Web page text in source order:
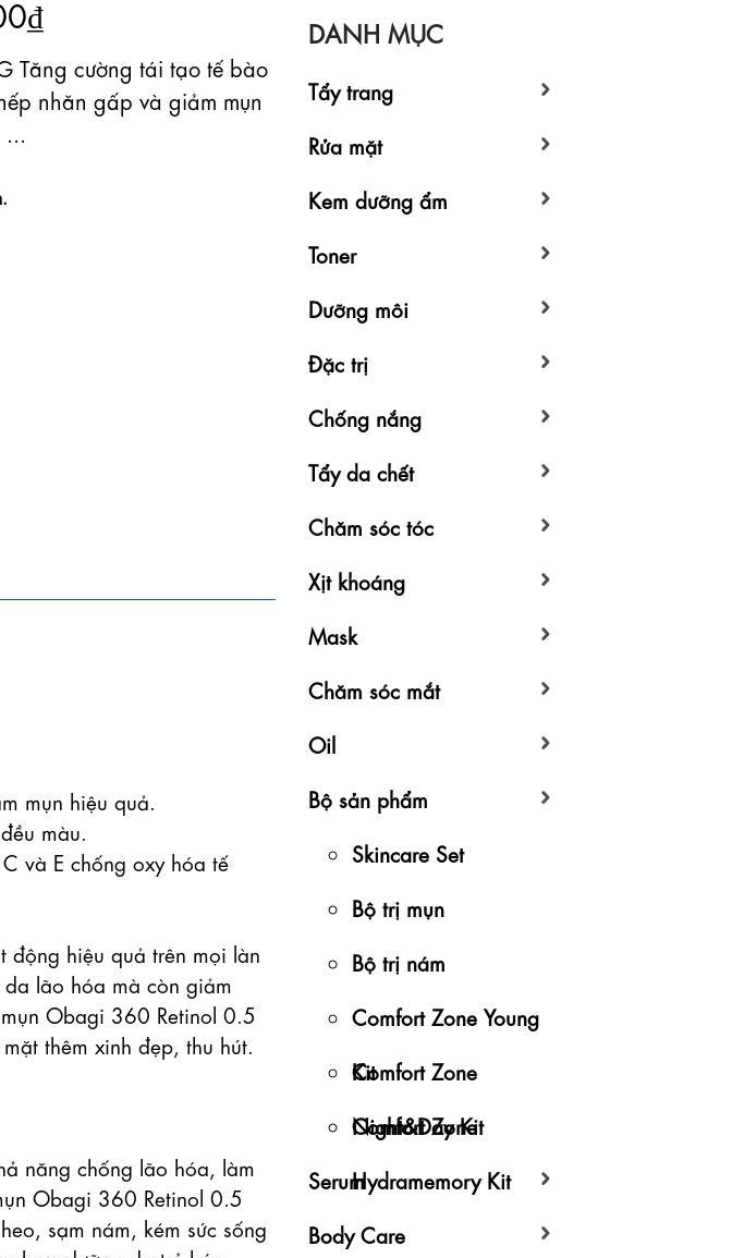
Tăng cường tái tạo tế bào
nhăn gấp và giảm mụn
mụn hiệu quả.
màu.
và E chống oxy hóa tế
hiệu quả trên mọi làn
lão hóa mà còn giảm
Obagi 360 Retinol 0.5
thêm xinh đẹp, thu hút.
năng chống lão hóa, làm
Obagi 360 Retinol 0.5
sạm nám, kém sức sống
DANH MỤC
Tẩy trang
Rửa mặt
Kem dưỡng ẩm
Toner
Dưỡng môi
Đặc trị
Chống nắng
Tẩy da chết
Chăm sóc tóc
Xịt khoáng
Mask
Chăm sóc mắt
Oil
Bộ sản phẩm
Skincare Set
Bộ trị mụn
Bộ trị nám
Comfort Zone Young
Kit
Comfort Zone
Night&Day Kit
Comfort Zone
Hydramemory Kit
Serum
Body Care